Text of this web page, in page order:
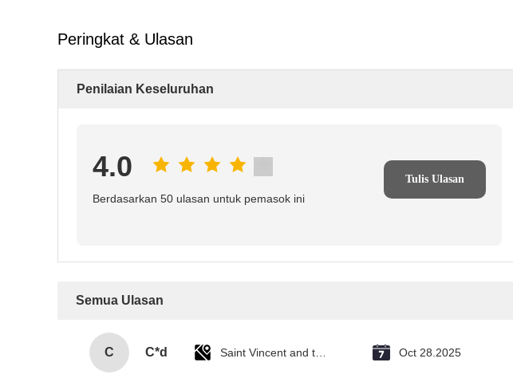
Peringkat & Ulasan
Penilaian Keseluruhan
4.0
Berdasarkan 50 ulasan untuk pemasok ini
Tulis Ulasan
Semua Ulasan
C C*d Oct 28.2025